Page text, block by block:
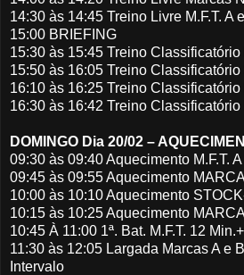
14:30 às 14:45 Treino Livre M.F.T. A
15:00 BRIEFING
15:30 às 15:45 Treino Classificatório
15:50 às 16:05 Treino
16:10 às 16:25 Treino Classificatório
16:30 às 16:42 Treino Classificatório
DOMINGO Dia 20/02 –
09:30 às 09:40 Aquecimento M.F.T. A
09:45 às 09:55 Aquecimento
10:00 às 10:10 Aquecimento
10:15 às 10:25 Aquecimento
10:45 À 11:00 1ª. Bat. M.F.T. 12
11:30 às 12:05 Largada Marcas A e
Intervalo